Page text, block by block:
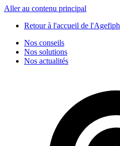
Aller au contenu principal
Retour à l'accueil de l'Agefiph
Nos conseils
Nos solutions
Nos actualités
Panneau de gestion des cookies